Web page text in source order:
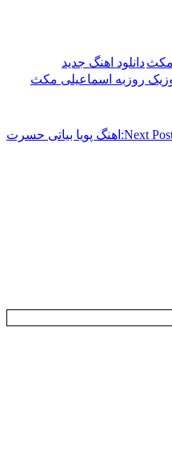
مکثدانلود اهنگ جدید
روزبه اسماعیلی مکث
Next اهنگ پویا بیاتی حسرت